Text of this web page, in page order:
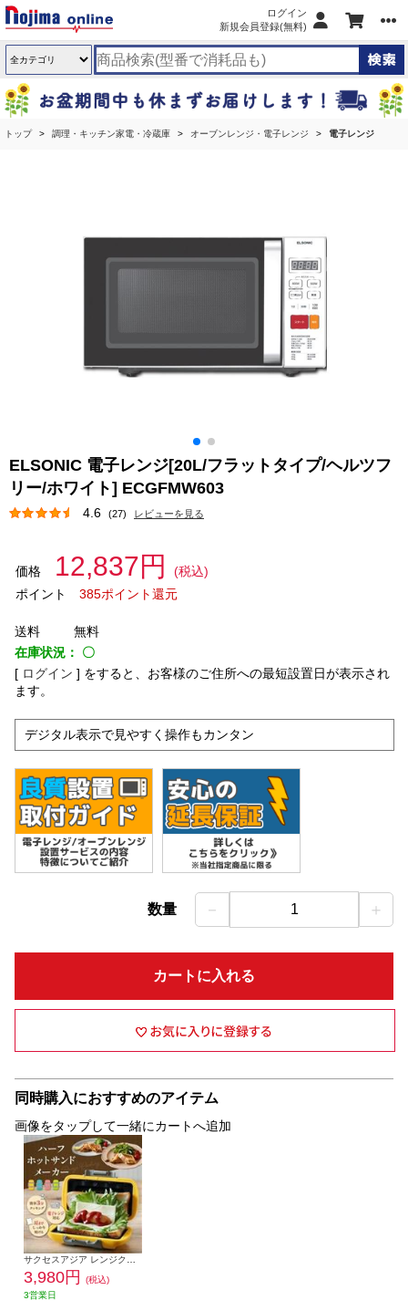
ログイン
新規会員登録(無料)
トップ 調理・キッチン家電・冷蔵庫 オーブンレンジ・電子レンジ 電子レンジ
ELSONIC 電子レンジ[20L/フラットタイプ/ヘルツフ
リー/ホワイト] ECGFMW603
4.6 (27) レビューを見る
価格 12,837円
(税込)
ポイント
385ポイント還元
送料
無料
在庫状況： 〇
[ ログイン ] をすると、お客様のご住所への最短設置日が表示され
ます。
デジタル表示で見やすく操作もカンタン
数量 － 1 ＋
カートに入れる
同時購入におすすめのアイテム
画像をタップして一緒にカートへ追加
3,980円
(税込)
3営業日